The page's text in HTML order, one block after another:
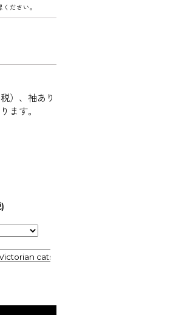
ださい。
）、袖あり
ます。